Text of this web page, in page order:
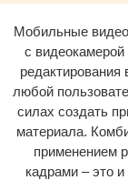
Мобильные
с
любой
силах создать
материала.
применением
кадрами – это